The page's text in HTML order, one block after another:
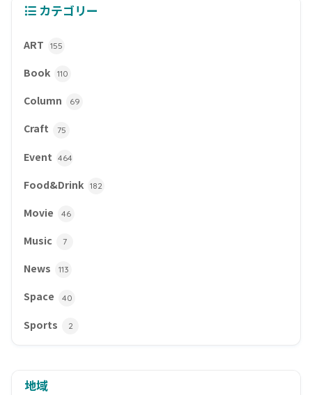
カテゴリー
ART 155
Book 110
Column 69
Craft 75
Event 464
Food&Drink 182
Movie 46
Music 7
News 113
Space 40
Sports 2
地域